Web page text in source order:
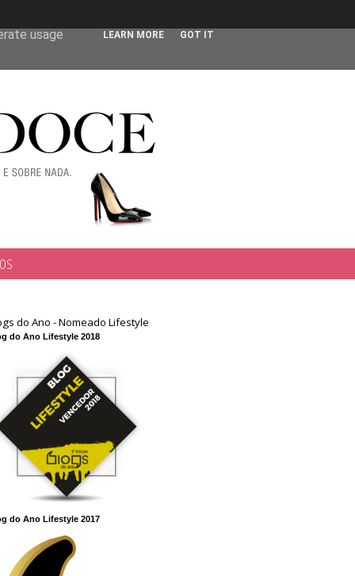
do Ano - Nomeado Lifestyle
do Ano Lifestyle 2018
do Ano Lifestyle 2017
usage
LEARN MORE GOT IT